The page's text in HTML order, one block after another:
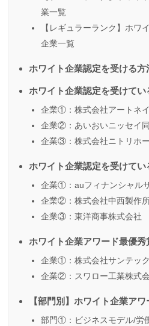
業一覧
【レギュラーランク】ホワ
企業一覧
ホワイト企業認定を受ける方
ホワイト企業認定を受けてい
企業①：株式会社アートネ
企業②：あいおいニッセイ
企業③：株式会社ニトリホ
ホワイト企業認定を受けてい
企業①：auフィナンシャル
企業②：株式会社中西製作
企業③：東洋商事株式会社
ホワイト企業アワード最優秀
企業①：株式会社サンテック
企業②：スワロー工業株式
【部門別】ホワイト企業ア
部門①：ビジネスモデル/労